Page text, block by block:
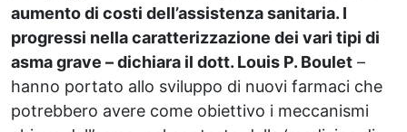
aumento di costi dell’assistenza sanitaria. I
progressi nella caratterizzazione dei vari tipi di
asma grave – dichiara il dott. Louis P. Boulet –
hanno portato allo sviluppo di nuovi farmaci che
potrebbero avere come obiettivo i meccanismi